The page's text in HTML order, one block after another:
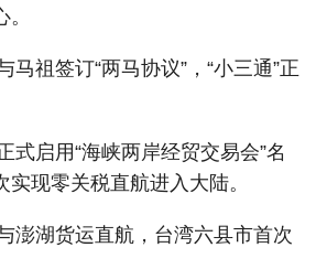
祖签订“两马协议”，“小三通”正
启用“海峡两岸经贸交易会”名
现零关税直航进入大陆。
湖货运直航，台湾六县市首次